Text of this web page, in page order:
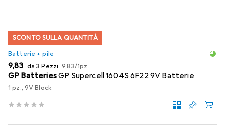
SCONTO SULLA QUANTITÀ
Batterie + pile
EUR
9,83 da 3 Pezzi EUR
9,83/1pz.
GP BatteriesGP Supercell 1604S 6F22 9V Batterie
1 pz., 9V Block